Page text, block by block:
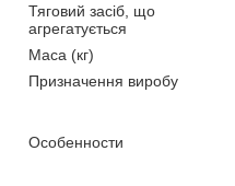
Тяговий засіб, що
агрегатується
Маса (кг)
Призначення виробу
Особенности